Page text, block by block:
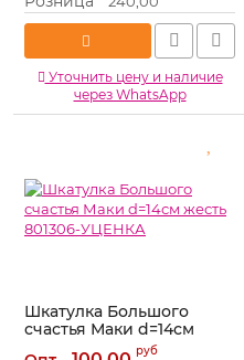
Уточнить цену и наличие
через WhatsApp
Шкатулка Большого
счастья Маки d=14см
жесть 801306-УЦЕНКА
руб